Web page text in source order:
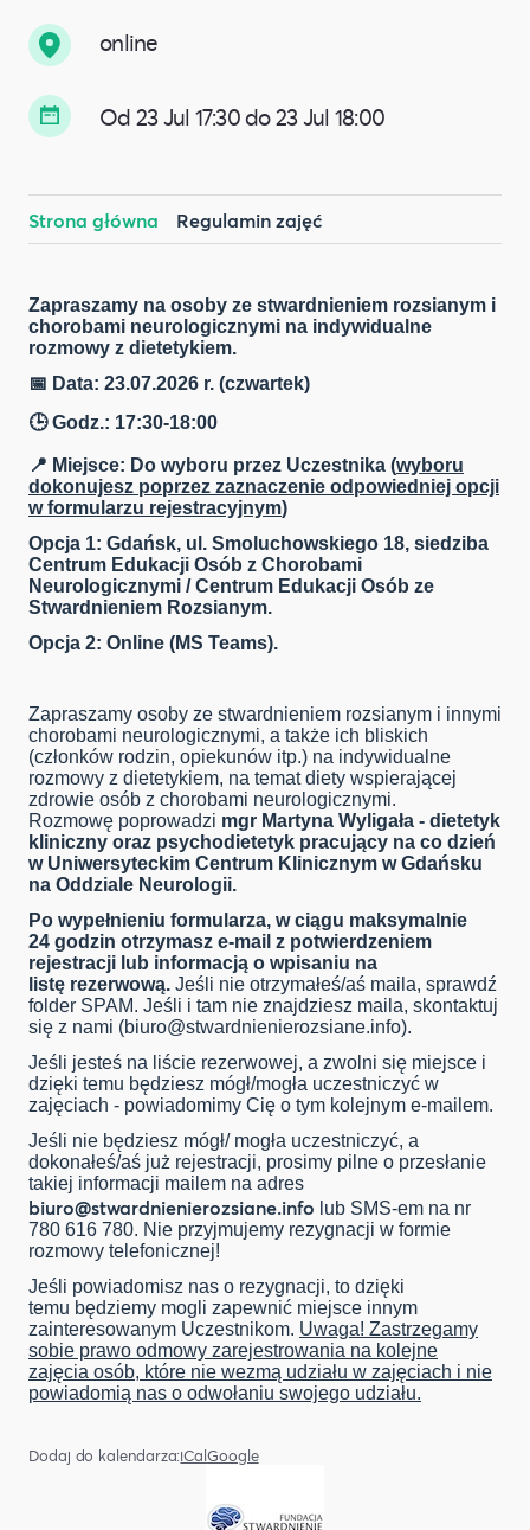
online
Od 23 Jul 17:30 do 23 Jul 18:00
Strona główna Regulamin zajęć
Zapraszamy na osoby ze stwardnieniem rozsianym i
chorobami neurologicznymi na indywidualne
rozmowy z dietetykiem.
📅 Data: 23.07.2026 r. (czwartek)
🕒 Godz.: 17:30-18:00
📍 Miejsce: Do wyboru przez Uczestnika (wyboru
dokonujesz poprzez zaznaczenie odpowiedniej opcji
w formularzu rejestracyjnym)
Opcja 1: Gdańsk, ul. Smoluchowskiego 18, siedziba
Centrum Edukacji Osób z Chorobami
Neurologicznymi / Centrum Edukacji Osób ze
Stwardnieniem Rozsianym.
Opcja 2: Online (MS Teams).
Zapraszamy osoby ze stwardnieniem rozsianym i innymi
chorobami neurologicznymi, a także ich bliskich
(członków rodzin, opiekunów itp.) na indywidualne
rozmowy z dietetykiem, na temat diety wspierającej
zdrowie osób z chorobami neurologicznymi.
Rozmowę poprowadzi mgr Martyna Wyligała - dietetyk
kliniczny oraz psychodietetyk pracujący na co dzień
w Uniwersyteckim Centrum Klinicznym w Gdańsku
na Oddziale Neurologii.
Po wypełnieniu formularza, w ciągu maksymalnie
24 godzin otrzymasz e-mail z potwierdzeniem
rejestracji lub informacją o wpisaniu na
listę rezerwową. Jeśli nie otrzymałeś/aś maila, sprawdź
folder SPAM. Jeśli i tam nie znajdziesz maila, skontaktuj
się z nami (biuro@stwardnienierozsiane.info).
Jeśli jesteś na liście rezerwowej, a zwolni się miejsce i
dzięki temu będziesz mógł/mogła uczestniczyć w
zajęciach - powiadomimy Cię o tym kolejnym e-mailem.
Jeśli nie będziesz mógł/ mogła uczestniczyć, a
dokonałeś/aś już rejestracji, prosimy pilne o przesłanie
takiej informacji mailem na adres
biuro@stwardnienierozsiane.info lub SMS-em na nr
780 616 780. Nie przyjmujemy rezygnacji w formie
rozmowy telefonicznej!
Jeśli powiadomisz nas o rezygnacji, to dzięki
temu będziemy mogli zapewnić miejsce innym
zainteresowanym Uczestnikom. Uwaga! Zastrzegamy
sobie prawo odmowy zarejestrowania na kolejne
zajęcia osób, które nie wezmą udziału w zajęciach i nie
powiadomią nas o odwołaniu swojego udziału.
Dodaj do kalendarza:iCalGoogle